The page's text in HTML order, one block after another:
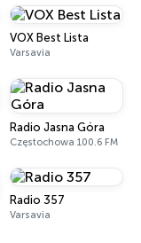
VOX Best Lista
Varsavia
Radio Jasna Góra
Częstochowa 100.6 FM
Radio 357
Varsavia